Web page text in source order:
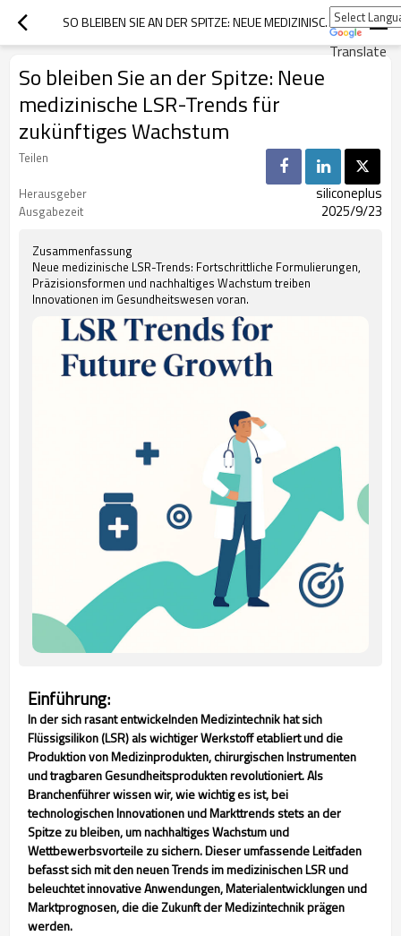
Translate
SO BLEIBEN SIE AN DER SPITZE: NEUE MEDIZINISCHE LSR-TRENDS FÜR ZUKÜNFTIGES WACHSTUM
So bleiben Sie an der Spitze: Neue
medizinische LSR-Trends für
zukünftiges Wachstum
Teilen
Herausgeber
siliconeplus
Ausgabezeit 2025/9/23
Zusammenfassung
Neue medizinische LSR-Trends: Fortschrittliche Formulierungen,
Präzisionsformen und nachhaltiges Wachstum treiben
Innovationen im Gesundheitswesen voran.
Einführung:
In der sich rasant entwickelnden Medizintechnik hat sich
Flüssigsilikon (LSR) als wichtiger Werkstoff etabliert und die
Produktion von Medizinprodukten, chirurgischen Instrumenten
und tragbaren Gesundheitsprodukten revolutioniert. Als
Branchenführer wissen wir, wie wichtig es ist, bei
technologischen Innovationen und Markttrends stets an der
Spitze zu bleiben, um nachhaltiges Wachstum und
Wettbewerbsvorteile zu sichern. Dieser umfassende Leitfaden
befasst sich mit den neuen Trends im medizinischen LSR und
beleuchtet innovative Anwendungen, Materialentwicklungen und
Marktprognosen, die die Zukunft der Medizintechnik prägen
werden.